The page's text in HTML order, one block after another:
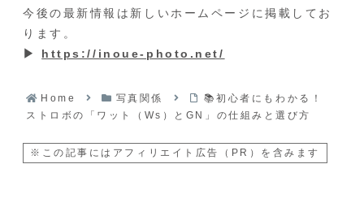
今後の最新情報は新しいホームページに掲載してお
ります。
▶ https://inoue-photo.net/
Home 写真関係
📚初心者にもわかる！
ストロボの「ワット（Ws）とGN」の仕組みと選び方
※この記事にはアフィリエイト広告（PR）を含みます